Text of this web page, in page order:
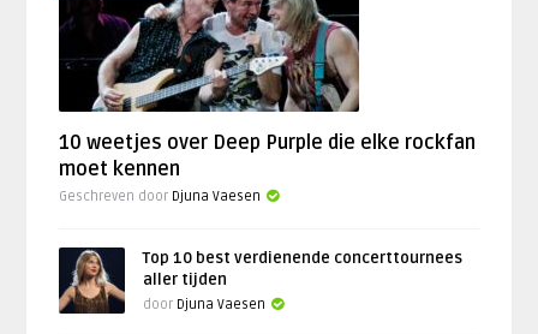
10 weetjes over Deep Purple die elke rockfan
moet kennen
Geschreven door Djuna Vaesen
Top 10 best verdienende concerttournees
aller tijden
door Djuna Vaesen